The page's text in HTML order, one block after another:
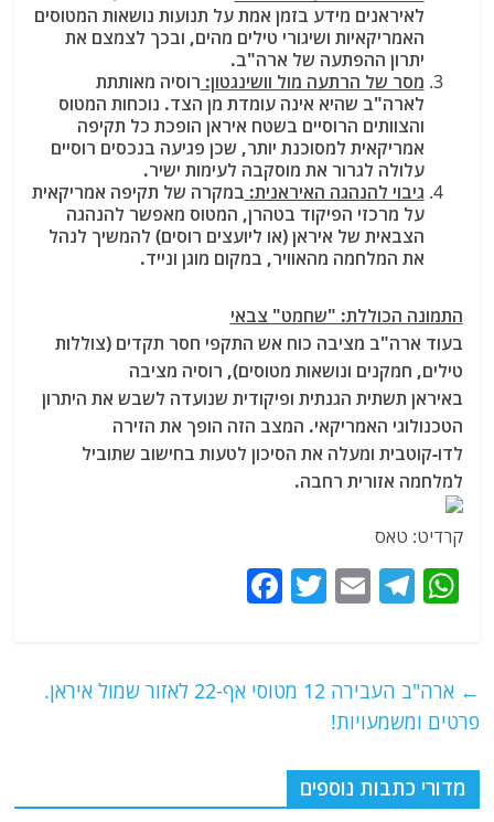
לאיראנים מידע בזמן אמת על תנועות נושאות המטוסים
האמריקאיות ושיגורי טילים מהים, ובכך לצמצם את
יתרון ההפתעה של ארה"ב.
מסר של הרתעה מול וושינגטון: רוסיה מאותתת
לארה"ב שהיא אינה עומדת מן הצד. נוכחות המטוס
והצוותים הרוסיים בשטח איראן הופכת כל תקיפה
אמריקאית למסוכנת יותר, שכן פגיעה בנכסים רוסיים
עלולה לגרור את מוסקבה לעימות ישיר.
גיבוי להנהגה האיראנית: במקרה של תקיפה אמריקאית
על מרכזי הפיקוד בטהרן, המטוס מאפשר להנהגה
הצבאית של איראן (או ליועצים רוסים) להמשיך לנהל
את המלחמה מהאוויר, במקום מוגן ונייד.
התמונה הכוללת: "שחמט" צבאי
בעוד ארה"ב מציבה כוח אש התקפי חסר תקדים (צוללות
טילים, חמקנים ונושאות מטוסים), רוסיה מציבה
באיראן תשתית הגנתית ופיקודית שנועדה לשבש את היתרון
הטכנולוגי האמריקאי. המצב הזה הופך את הזירה
לדו-קוטבית ומעלה את הסיכון לטעות בחישוב שתוביל
למלחמה אזורית רחבה.
קרדיט: טאס
W
s
A
p
p
T
g
ra
m
E
l
T
er
e
o
←
ארה"ב העבירה 12 מטוסי אף-22 לאזור שמול איראן.
פרטים ומשמעויות!
מדורי כתבות נוספים